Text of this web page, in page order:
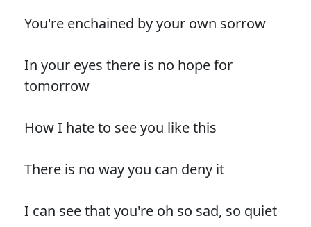
You're enchained by your own sorrow
In your eyes there is no hope for
tomorrow
How I hate to see you like this
There is no way you can deny it
I can see that you're oh so sad, so quiet